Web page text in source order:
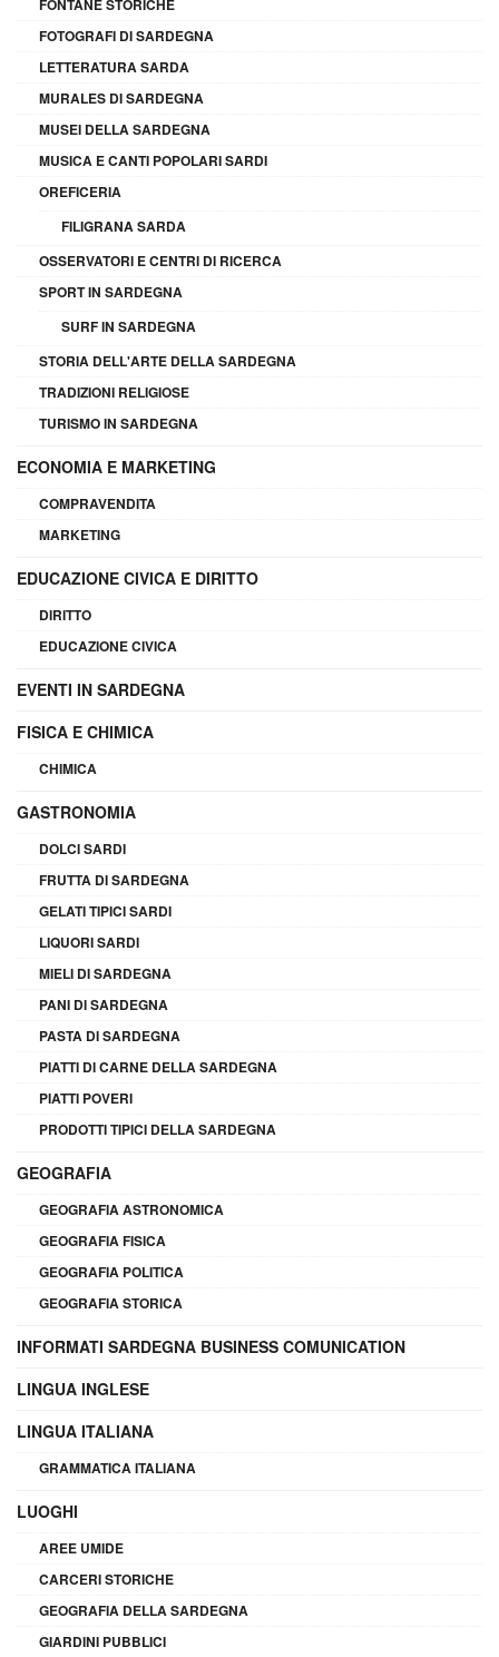
FONTANE STORICHE
FOTOGRAFI DI SARDEGNA
LETTERATURA SARDA
MURALES DI SARDEGNA
MUSEI DELLA SARDEGNA
MUSICA E CANTI POPOLARI SARDI
OREFICERIA
FILIGRANA SARDA
OSSERVATORI E CENTRI DI RICERCA
SPORT IN SARDEGNA
SURF IN SARDEGNA
STORIA DELL'ARTE DELLA SARDEGNA
TRADIZIONI RELIGIOSE
TURISMO IN SARDEGNA
ECONOMIA E MARKETING
COMPRAVENDITA
MARKETING
EDUCAZIONE CIVICA E DIRITTO
DIRITTO
EDUCAZIONE CIVICA
EVENTI IN SARDEGNA
FISICA E CHIMICA
CHIMICA
GASTRONOMIA
DOLCI SARDI
FRUTTA DI SARDEGNA
GELATI TIPICI SARDI
LIQUORI SARDI
MIELI DI SARDEGNA
PANI DI SARDEGNA
PASTA DI SARDEGNA
PIATTI DI CARNE DELLA SARDEGNA
PIATTI POVERI
PRODOTTI TIPICI DELLA SARDEGNA
GEOGRAFIA
GEOGRAFIA ASTRONOMICA
GEOGRAFIA FISICA
GEOGRAFIA POLITICA
GEOGRAFIA STORICA
INFORMATI SARDEGNA BUSINESS COMUNICATION
LINGUA INGLESE
LINGUA ITALIANA
GRAMMATICA ITALIANA
LUOGHI
AREE UMIDE
CARCERI STORICHE
GEOGRAFIA DELLA SARDEGNA
GIARDINI PUBBLICI